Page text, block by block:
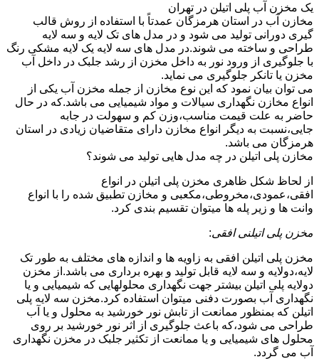
یک مخزن آب پلی اتیلن در تهران
مخازن آب در استان هرمزگان عمدتاً با استفاده از روش قالب
گیری دورانی تولید می شود و در مدل های تک لایه و سه لایه
طراحی و ساخته می شوند.در مدل های سه لایه یک لایه مشکی رنگ
با جلوگیری از ورود نور به داخل مخزن از رشد جلبک در داخل آب
مخزن یا تانکر جلوگیری می نماید.
می توان بیان نمود که این نوع مخازن از جمله مخزن آب یکی از
انواع مخازن نگهداری سیالات و مواد شیمیایی می باشد.که در حال
حاضر به علت قیمت مناسب،وزن کم و سهولت در جابه
جایی،نسبت به دیگر انواع مخازن دارای متقاضیان زیادی در استان
هرمزگان می باشد.
مخازن پلی اتیلن در چه مدل هایی تولید می شوند؟
از لحاظ شکل ظاهری مخزن پلی اتیلن در انواع
افقی،عمودی،مخروطی،مکعبی و مخازن تطبیق شده را با انواع
وانت ها و زیر پله ها میتوان تقسیم بندی کرد.
مخزن پلی اتیلنی افقی:
مخزن پلی اتیلن افقی به زاویه ها و اندازه های مختلف به طور تک
لایه،دولایه و سه لایه قابل تولید و بهره برداری می باشد.از مخزن
دولایه پلی اتیلن بیشتر جهت نگهداری محلولهایی که شیمیایی و یا
نگهداری آب بصورت دفنی میتوان استفاده کرد.مخزن سه لایه پلی
اتیلن که بمنظور ممانعت از تابش نور خورشید به محلول و یا آب
طراحی می شود،که باعث جلوگیری از اثر نور خورشید بر روی
محلول های شیمیایی و یا ممانعت از تکثیر جلبک در مخزن نگهداری
آب می گردد.